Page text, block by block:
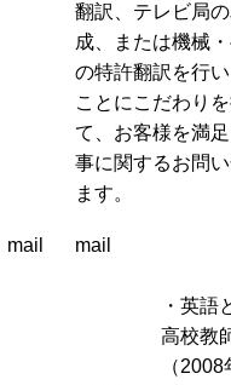
翻訳、テレビ局
成、または機械
の特許翻訳を行
ことにこだわり
て、お客様を満
事に関するお問
ます。
mail mail
・英語
高校教
（